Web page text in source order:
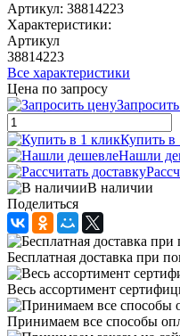
Артикул: 38814223
Характеристики:
Артикул
38814223
Все характеристики
Цена по запросу
Купить в
Нашли
В наличии
Поделиться
Бесплатная доставка при
Весь ассортимент
Принимаем все способы